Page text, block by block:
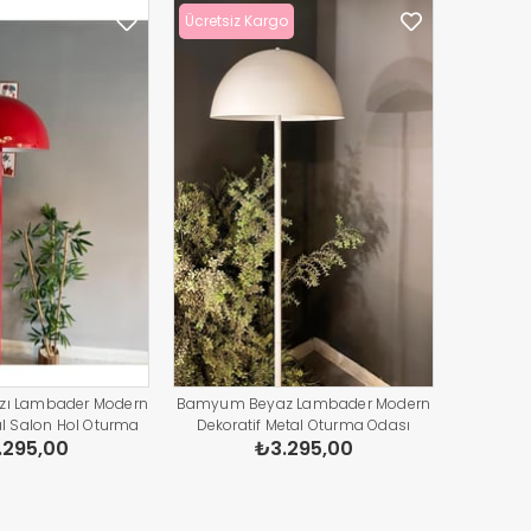
Lambader Modern
Salon Hol Oturma
Odası Zemin
Bamyum Beyaz Lambader Modern
Dekoratif Metal Oturma Odası
Çalışma Odası Zemin Lambası 170
₺3.295,00
Ücretsiz Kargo